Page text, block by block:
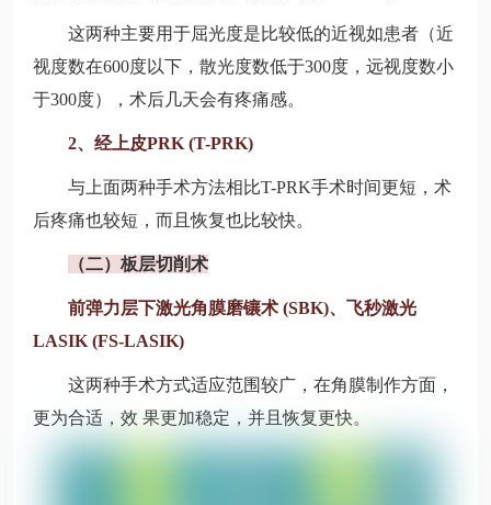
这两种主要用于屈光度是比较低的近视如患者（近
视度数在600度以下，散光度数低于300度，远视度数小
于300度），术后几天会有疼痛感。
2、经上皮PRK (T-PRK)
与上面两种手术方法相比T-PRK手术时间更短，术
后疼痛也较短，而且恢复也比较快。
（二）板层切削术
前弹力层下激光角膜磨镶术 (SBK)、飞秒激光
LASIK (FS-LASIK)
这两种手术方式适应范围较广，在角膜制作方面，
更为合适，效 果更加稳定，并且恢复更快。